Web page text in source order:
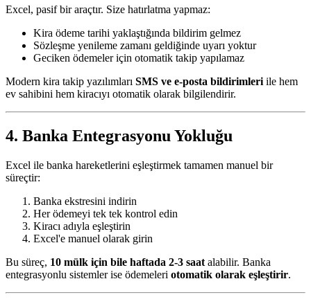
Excel, pasif bir araçtır. Size hatırlatma yapmaz:
Kira ödeme tarihi yaklaştığında bildirim gelmez
Sözleşme yenileme zamanı geldiğinde uyarı yoktur
Geciken ödemeler için otomatik takip yapılamaz
Modern kira takip yazılımları SMS ve e-posta bildirimleri ile hem
ev sahibini hem kiracıyı otomatik olarak bilgilendirir.
4. Banka Entegrasyonu Yokluğu
Excel ile banka hareketlerini eşleştirmek tamamen manuel bir
süreçtir:
Banka ekstresini indirin
Her ödemeyi tek tek kontrol edin
Kiracı adıyla eşleştirin
Excel'e manuel olarak girin
Bu süreç, 10 mülk için bile haftada 2-3 saat alabilir. Banka
entegrasyonlu sistemler ise ödemeleri otomatik olarak eşleştirir.